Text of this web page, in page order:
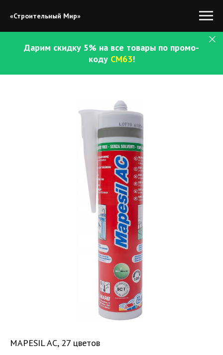
«Строительный Мир»
Дарим скидку 5% на все товары по промо-
коду СМ63!
MAPESIL AC, 27 цветов